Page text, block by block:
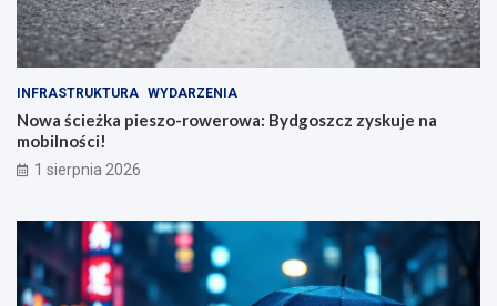
INFRASTRUKTURA WYDARZENIA
Nowa ścieżka pieszo-rowerowa: Bydgoszcz zyskuje na
mobilności!
1 sierpnia 2026